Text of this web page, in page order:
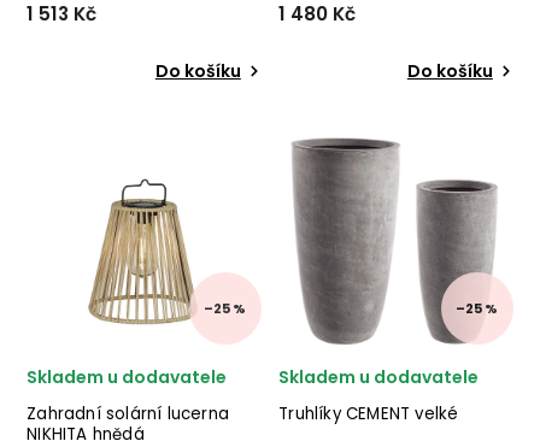
1 513 Kč
Do košíku
HOUSE NORDIC v provedení
proutí kubu ratanu v hnědé
barvě. ✅ krásný nábytek...
1 480 Kč
Do košíku
nábytku BIZZOTTO v
provedení rezavého kovu.
✅ krásný nábytek ✅ kvalitní
materiály ✅ nejnižší cena
✅ 30 denní v...
–25 %
Zahradní solární lucerna
NIKHITA hnědá
Skladem u dodavatele
–25 %
Truhlíky CEMENT velké
Skladem u dodavatele